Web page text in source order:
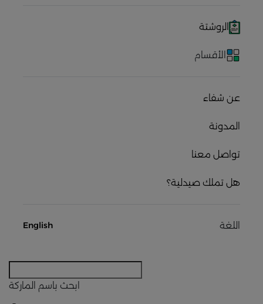
الروشتة
الأقسام
عن شفاء
المدونة
تواصل معنا
هل تملك صيدلية؟
اللغة English
ابحث باسم الماركة